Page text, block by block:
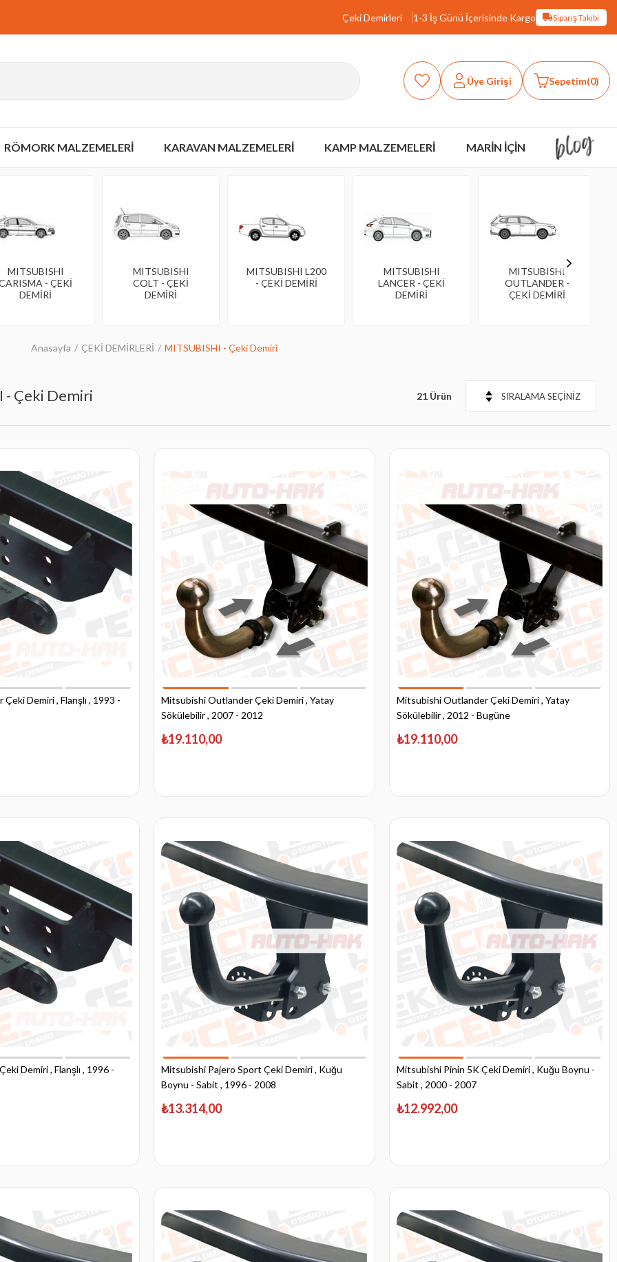
Çeki Demirleri 1-3 İş Günü İçerisinde Kargo Sipariş Takibi
Üye Girişi Sepetim 0
RÖMORK MALZEMELERİ KARAVAN MALZEMELERİ KAMP MALZEMELERİ MARİN İÇİN
MITSUBISHI
- ÇEKİ
DEMİRİ
MITSUBISHI
COLT - ÇEKİ
DEMİRİ
MITSUBISHI L200
- ÇEKİ DEMİRİ
MITSUBISHI
LANCER - ÇEKİ
DEMİRİ
MITSUBISHI
OUTLANDER -
ÇEKİ DEMİRİ
Anasayfa ÇEKİ DEMİRLERİ MITSUBISHI - Çeki Demiri
- Çeki Demiri 21 Ürün
Demiri , Flanşlı , 1993 -
Mitsubishi Outlander Çeki Demiri , Yatay
Sökülebilir , 2007 - 2012
₺19.110,00
Mitsubishi Outlander Çeki Demiri , Yatay
Sökülebilir , 2012 - Bugüne
₺19.110,00
Demiri , Flanşlı , 1996 -
Mitsubishi Pajero Sport Çeki Demiri , Kuğu
Boynu - Sabit , 1996 - 2008
₺13.314,00
Mitsubishi Pinin 5K Çeki Demiri , Kuğu Boynu -
Sabit , 2000 - 2007
₺12.992,00